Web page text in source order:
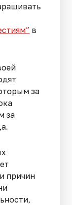
в
за
за
причин